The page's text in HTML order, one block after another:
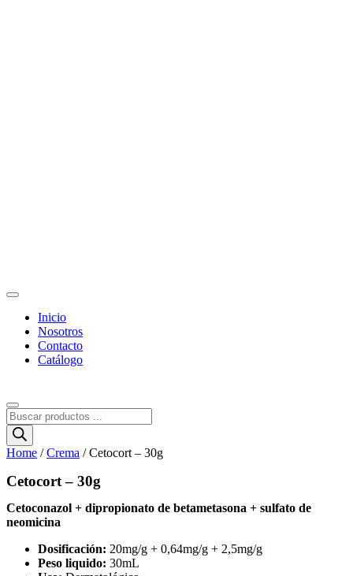
Inicio
Nosotros
Contacto
Catálogo
Búsqueda
de
productos
Home /Crema / Cetocort – 30g
Cetocort – 30g
Cetoconazol + dipropionato de betametasona + sulfato de
neomicina
Dosificación: 20mg/g + 0,64mg/g + 2,5mg/g
Peso liquido: 30mL